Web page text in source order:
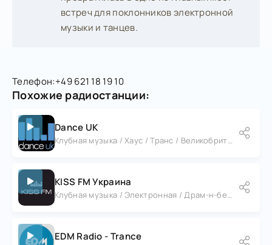
встреч для поклонников электронной
музыки и танцев.
Телефон:+49 621 18 19 10
Похожие радиостанции:
Dance UK
KISS FM Украина
EDM Radio - Trance